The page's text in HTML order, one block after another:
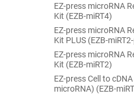
EZ-press microRNA
Kit (EZB-miRT4)
EZ-press microRNA
Kit PLUS (EZB-
EZ-press microRNA
Kit (EZB-miRT2)
EZ-press Cell to
microRNA) (EZB-